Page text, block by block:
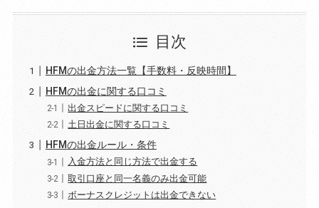
目次
HFMの出金方法一覧【手数料・反映時間】
HFMの出金に関する口コミ
出金スピードに関する口コミ
土日出金に関する口コミ
HFMの出金ルール・条件
入金方法と同じ方法で出金する
取引口座と同一名義のみ出金可能
ボーナスクレジットは出金できない